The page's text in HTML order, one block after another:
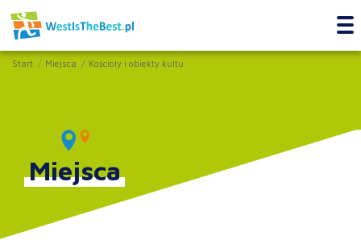
Start Miejsca Kościoły i obiekty kultu
Miejsca